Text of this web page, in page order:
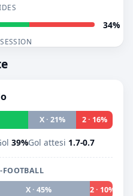
34%
X · 21% 2 · 16%
39%Gol attesi 1.7-0.7
FOOTBALL
X · 45% 2 · 10%